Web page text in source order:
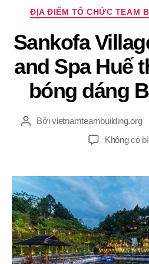
ĐỊA ĐIỂM TỔ CHỨC TEAM
Sankofa
and Spa Huế
bóng dáng
TácBởivietnamteambuilding.org
Không có